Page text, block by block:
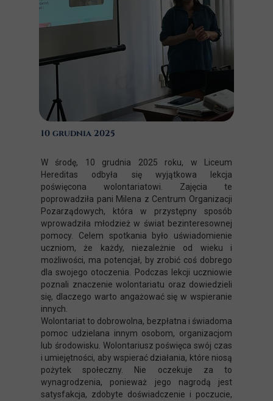
10 grudnia 2025
W środę, 10 grudnia 2025 roku, w Liceum
Hereditas odbyła się wyjątkowa lekcja
poświęcona wolontariatowi. Zajęcia te
poprowadziła pani Milena z Centrum Organizacji
Pozarządowych, która w przystępny sposób
wprowadziła młodzież w świat bezinteresownej
pomocy. Celem spotkania było uświadomienie
uczniom, że każdy, niezależnie od wieku i
możliwości, ma potencjał, by zrobić coś dobrego
dla swojego otoczenia. Podczas lekcji uczniowie
poznali znaczenie wolontariatu oraz dowiedzieli
się, dlaczego warto angażować się w wspieranie
innych.
Wolontariat to dobrowolna, bezpłatna i świadoma
pomoc udzielana innym osobom, organizacjom
lub środowisku. Wolontariusz poświęca swój czas
i umiejętności, aby wspierać działania, które niosą
pożytek społeczny. Nie oczekuje za to
wynagrodzenia, ponieważ jego nagrodą jest
satysfakcja, zdobyte doświadczenie i poczucie,